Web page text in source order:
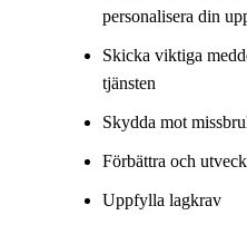
personalisera din
Skicka viktiga
tjänsten
Skydda mot
Förbättra och
Uppfylla lagkrav